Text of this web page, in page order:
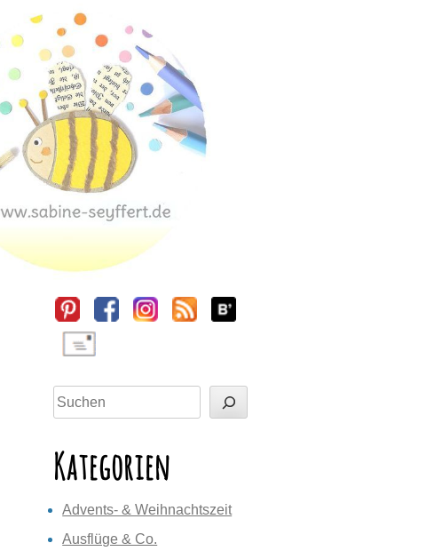
Sidebar
Suchen
Kategorien
Advents- & Weihnachtszeit
Ausflüge & Co.